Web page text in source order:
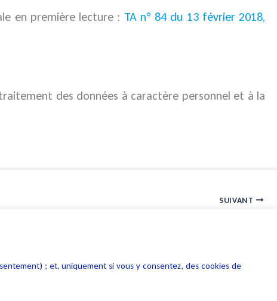
en première lecture : TA n° 84 du 13 février 2018,
des données à caractère personnel et à la
SUIVANT
; et, uniquement si vous y consentez, des cookies de